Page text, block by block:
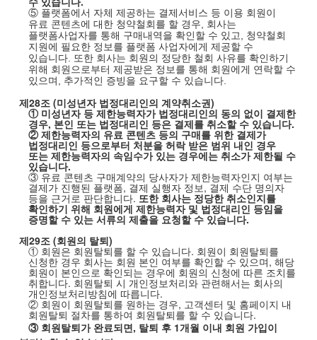
⑤ 플랫폼에서 자체 제공하는 결제서비스 등 이용 회원이
유료 콘텐츠에 대한 청약철회를 할 경우, 회사는
플랫폼사업자를 통해 구매내역을 확인할 수 있고, 청약철회
지원에 필요한 정보를 플랫폼 사업자에게 제공할 수
있습니다. 또한 회사는 회원의 정당한 철회 사유를 확인하기
위해 회원으로부터 제공받은 정보를 통해 회원에게 연락할 수
있으며, 추가적인 증빙을 요구할 수 있습니다.
제28조(미성년자 법정대리인의 계약취소권)
① 미성년자 등 제한능력자가 법정대리인의 동의 없이 결제한
경우, 본인 또는 법정대리인 등은 결제를 취소할 수 있습니다.
② 제한능력자의 유료 콘텐츠 등의 구매를 위한 결제가
법정대리인 등으로부터 처분을 허락 받은 범위 내인 경우
또는 제한능력자의 속임수가 있는 경우에는 취소가 제한될 수
있습니다.
③ 유료 콘텐츠 구매계약의 당사자가 제한능력자인지 여부는
결제가 진행된 플랫폼, 결제 실행자 정보, 결제 수단 명의자
등을 근거로 판단합니다. 또한 회사는 정당한 취소인지를
확인하기 위해 회원에게 제한능력자 및 법정대리인 등임을
증명할 수 있는 서류의 제출을 요청할 수 있습니다.
제29조(회원의 탈퇴)
① 회원은 회원탈퇴를 할 수 있습니다. 회원이 회원탈퇴를
신청한 경우 회사는 회원 본인 여부를 확인할 수 있으며, 해당
회원이 본인으로 확인되는 경우에 회원의 신청에 따른 조치를
취합니다. 회원탈퇴 시 개인정보처리와 관련해서는 회사의
개인정보처리방침에 따릅니다.
② 회원이 회원탈퇴를 원하는 경우, 고객센터 및 홈페이지 내
회원탈퇴 절차를 통하여 회원탈퇴를 할 수 있습니다.
③ 회원탈퇴가 완료되면, 탈퇴 후1개월 이내 회원 가입이